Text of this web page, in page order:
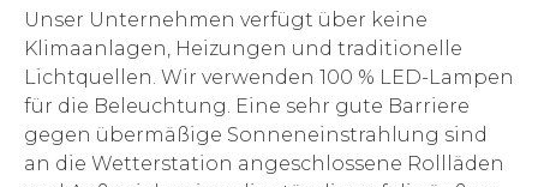
Unser Unternehmen verfügt über keine
Klimaanlagen, Heizungen und traditionelle
Lichtquellen. Wir verwenden 100 % LED-Lampen
für die Beleuchtung. Eine sehr gute Barriere
gegen übermäßige Sonneneinstrahlung sind
an die Wetterstation angeschlossene Rollläden